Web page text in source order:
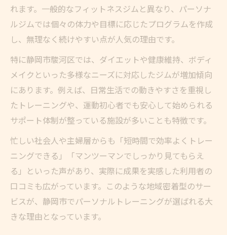
れます。一般的なフィットネスジムと異なり、パーソナ
ルジムでは個々の体力や目標に応じたプログラムを作成
し、無理なく続けやすい点が人気の理由です。
特に静岡市駿河区では、ダイエットや健康維持、ボディ
メイクといった多様なニーズに対応したジムが増加傾向
にあります。例えば、日常生活での動きやすさを重視し
たトレーニングや、運動初心者でも安心して始められる
サポート体制が整っている施設が多いことも特徴です。
忙しい社会人や主婦層からも「短時間で効率よくトレー
ニングできる」「マンツーマンでしっかり見てもらえ
る」といった声があり、実際に成果を実感した利用者の
口コミも広がっています。このような地域密着型のサー
ビスが、静岡市でパーソナルトレーニングが選ばれる大
きな理由となっています。